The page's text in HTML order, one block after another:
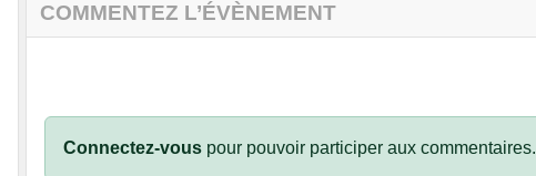
COMMENTEZ L’ÉVÈNEMENT
Connectez-vous pour pouvoir participer aux commentaires.